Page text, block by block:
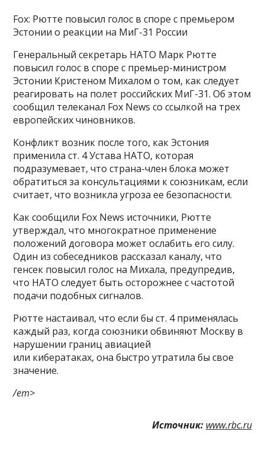
Fox: Рютте повысил голос в споре с премьером
Эстонии о реакции на МиГ-31 России
Генеральный секретарь НАТО Марк Рютте
повысил голос в споре с премьер-министром
Эстонии Кристеном Михалом о том, как следует
реагировать на полет российских МиГ-31. Об этом
сообщил телеканал Fox News со ссылкой на трех
европейских чиновников.
Конфликт возник после того, как Эстония
применила ст. 4 Устава НАТО, которая
подразумевает, что страна-член блока может
обратиться за консультациями к союзникам, если
считает, что возникла угроза ее безопасности.
Как сообщили Fox News источники, Рютте
утверждал, что многократное применение
положений договора может ослабить его силу.
Один из собеседников рассказал каналу, что
генсек повысил голос на Михала, предупредив,
что НАТО следует быть осторожнее с частотой
подачи подобных сигналов.
Рютте настаивал, что если бы ст. 4 применялась
каждый раз, когда союзники обвиняют Москву в
нарушении границ авиацией
или кибератаках, она быстро утратила бы свое
значение.
/em>
Источник: www.rbc.ru